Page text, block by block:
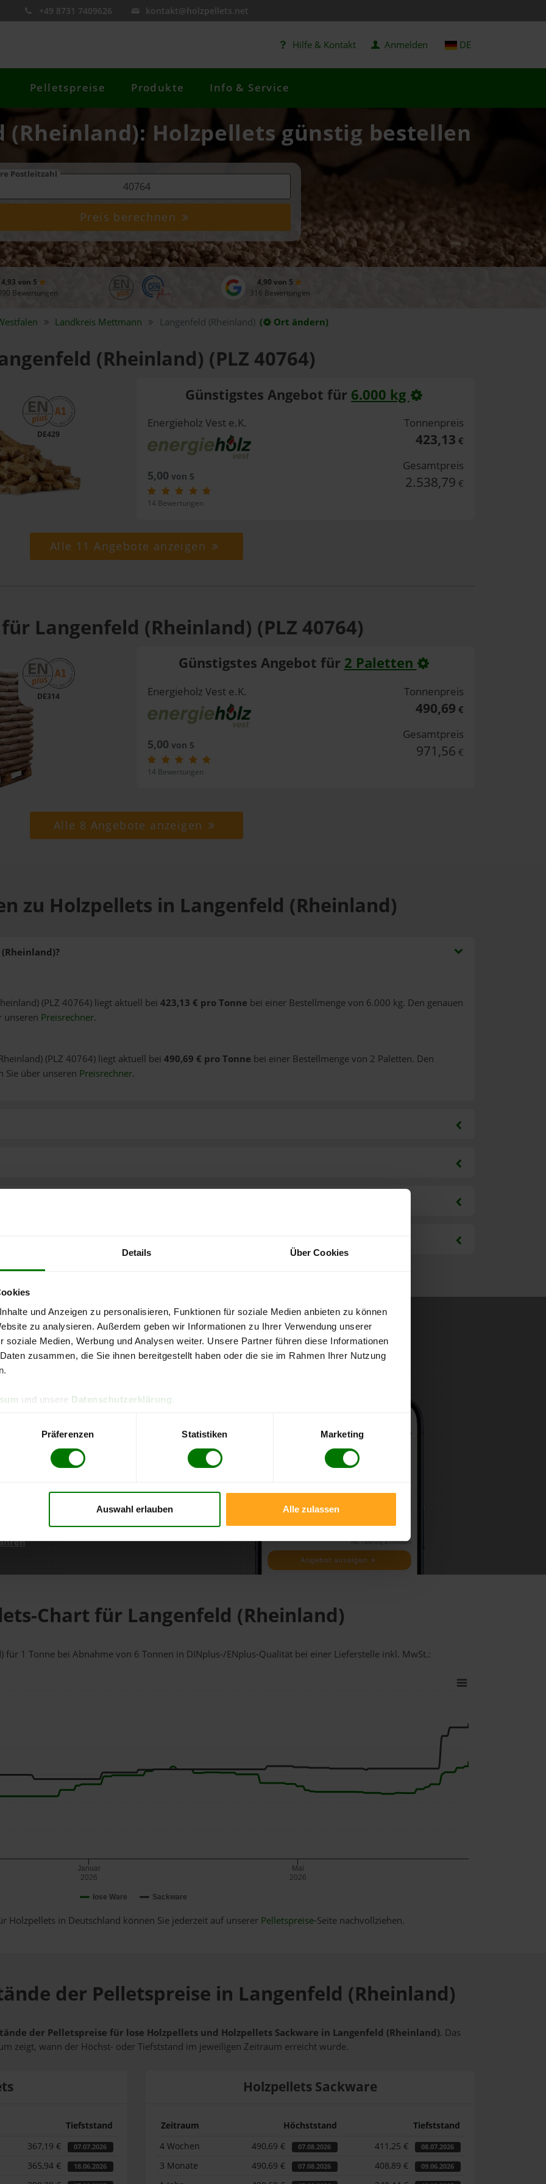
Details Über Cookies
und Anzeigen zu personalisieren, Funktionen für soziale Medien anbieten zu können
zu analysieren. Außerdem geben wir Informationen zu Ihrer Verwendung unserer
soziale Medien, Werbung und Analysen weiter. Unsere Partner führen diese Informationen
zusammen, die Sie ihnen bereitgestellt haben oder die sie im Rahmen Ihrer Nutzung
und unsere Datenschutzerklärung
Präferenzen Statistiken Marketing
Auswahl erlauben Alle zulassen
+49 8731 7409626 kontakt@holzpellets.net
Hilfe & Kontakt Anmelden DE
Pelletspreise Produkte Info & Service
(Rheinland): Holzpellets günstig bestellen
Postleitzahl
Preis berechnen
4,93 von 5
Bewertungen
4,90 von 5
316 Bewertungen
Landkreis Mettmann Langenfeld (Rheinland) ( Ort ändern)
(Rheinland) (PLZ 40764)
DE429
Günstigstes Angebot für 6.000 kg
Energieholz Vest e.K.
5,00 von 5
14 Bewertungen
Tonnenpreis
423,13 €
Gesamtpreis
2.538,79 €
Alle 11 Angebote anzeigen
Langenfeld (Rheinland) (PLZ 40764)
DE314
Günstigstes Angebot für 2 Paletten
Energieholz Vest e.K.
5,00 von 5
14 Bewertungen
Tonnenpreis
490,69 €
Gesamtpreis
971,56 €
Alle 8 Angebote anzeigen
zu Holzpellets in Langenfeld (Rheinland)
(PLZ 40764) liegt aktuell bei 423,13 € pro Tonne bei einer Bestellmenge von 6.000 kg. Den genauen
unseren Preisrechner.
(PLZ 40764) liegt aktuell bei 490,69 € pro Tonne bei einer Bestellmenge von 2 Paletten. Den
Sie über unseren Preisrechner.
kostenlose
direkt online bestellen
aktuellen Stand
Chart für Langenfeld (Rheinland)
für 1 Tonne bei Abnahmevon 6 Tonnen in DINplus-/ENplus-Qualität bei einer Lieferstelle inkl. MwSt.:
lose Ware Sackware
Januar
2026
Mai
2026
Holzpellets in Deutschland können Sie jederzeit auf unserer Pelletspreise-Seite nachvollziehen.
der Pelletspreise in Langenfeld (Rheinland)
der Pelletspreise für lose Holzpellets und Holzpellets Sackware in Langenfeld (Rheinland). Das
zeigt, wann der Höchst- oder Tiefststand im jeweiligen Zeitraum erreicht wurde.
Tiefststand
367,19 € 07.07.2026
365,94 € 18.06.2026
Holzpellets Sackware
Zeitraum Höchststand
Tiefststand
4 Wochen
490,69 € 07.08.2026 411,25 € 08.07.2026
3 Monate 490,69 € 07.08.2026 408,89 € 09.06.2026